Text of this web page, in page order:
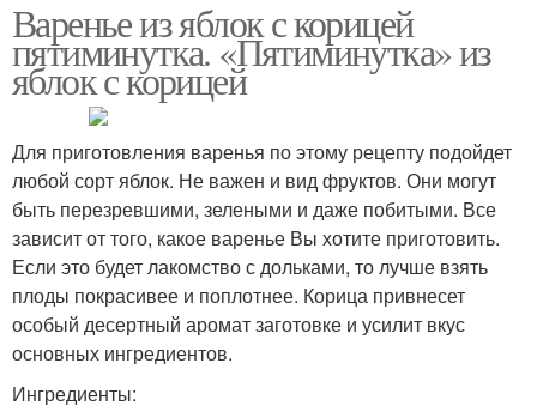
Варенье из яблок с корицей
пятиминутка. «Пятиминутка» из
яблок с корицей
Для приготовления варенья по этому рецепту подойдет
любой сорт яблок. Не важен и вид фруктов. Они могут
быть перезревшими, зелеными и даже побитыми. Все
зависит от того, какое варенье Вы хотите приготовить.
Если это будет лакомство с дольками, то лучше взять
плоды покрасивее и поплотнее. Корица привнесет
особый десертный аромат заготовке и усилит вкус
основных ингредиентов.
Ингредиенты: